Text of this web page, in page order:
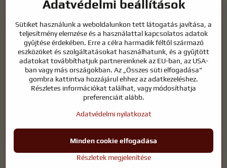
harmonikus környezetet teremtenek a kikapcsolódáshoz és a vízi
karbantartás kulcsfontosságú a tiszta vízhez és az egészséges
tóhoz egész évben. Ugyanilyen fontos az életünk részét képező
állatok gondozása is.
A lovaknak kiváló minőségű lovaglófelszerelésre, megfelelő
táplálkozásra és felelősségteljes gondoskodásra van szükségük
ahhoz, hogy egészségesek, erősek és elégedettek legyenek. Legyen
szó lovasok, tenyésztők vagy természetkedvelők felszereléséről, a cél
állatok, mind az emberek természetes egyensúlyát, biztonságát és
jólétét.
©2026Szerzői jogAdatvédelmi beállításokAdatvédelmi nyilatkozat
A weboldal a következővel készült:BiznisWeb.sk
Adatvédelmi beállítások
Sütiket használunk a weboldalunkon tett látogatás javítása, a
teljesítmény elemzése és a használattal kapcsolatos adatok
gyűjtése érdekében. Erre a célra harmadik féltől származó
eszközöket és szolgáltatásokat használhatunk, és a gyűjtött
adatokat továbbíthatjuk partnereinknek az EU-ban, az USA-
ban vagy más országokban. Az „Összes süti elfogadása"
gombra kattintva hozzájárul ehhez az adatkezeléshez.
Részletes információkat találhat, vagy módosíthatja
preferenciáit alább.
Adatvédelmi nyilatkozat
Részletek megjelenítése
Minden cookie elfogadása